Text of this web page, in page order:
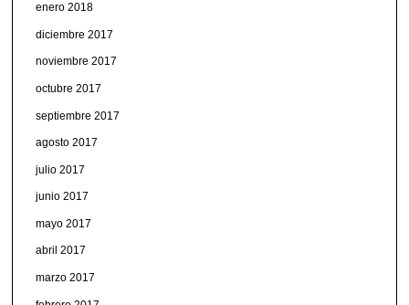
enero 2018
diciembre 2017
noviembre 2017
octubre 2017
septiembre 2017
agosto 2017
julio 2017
junio 2017
mayo 2017
abril 2017
marzo 2017